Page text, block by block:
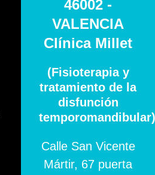
46002 -
VALENCIA
Clínica Millet
(Fisioterapia y
tratamiento de la
disfunción
temporomandibular)
Calle San Vicente
Mártir, 67 puerta